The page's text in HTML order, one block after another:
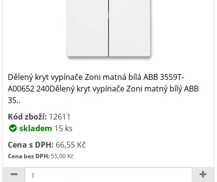
Dělený kryt vypínače Zoni matná bílá ABB 3559T-
A00652 240Dělený kryt vypínače Zoni matný bílý ABB
35..
Kód zboží: 12611
skladem 15 ks
Cena s DPH: 66,55 Kč
Cena bez DPH:55,00 Kč